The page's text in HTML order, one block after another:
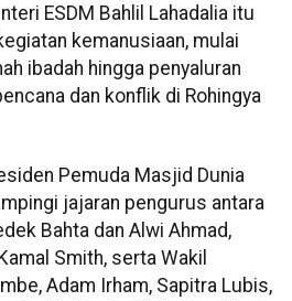
ESDM Bahlil Lahadalia itu
kemanusiaan, mulai
ibadah hingga penyaluran
dan konflik di Rohingya
Pemuda Masjid Dunia
jajaran pengurus antara
Bahta dan Alwi Ahmad,
Smith, serta Wakil
Adam Irham, Sapitra Lubis,